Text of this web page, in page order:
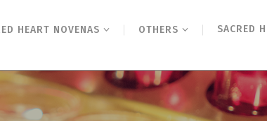
HEART NOVENAS OTHERS SACRED